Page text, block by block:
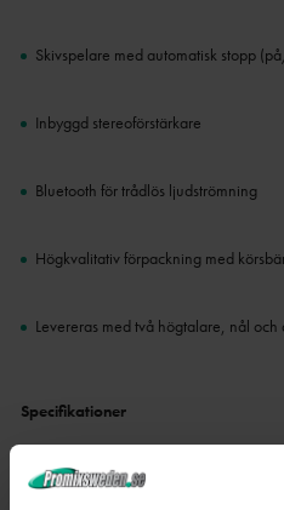
Skivspelare med automatisk stopp
Inbyggd stereoförstärkare
Bluetooth för trådlös ljudströmning
Högkvalitativ förpackning med
Levereras med två högtalare, nål
Specifikationer
varumärke